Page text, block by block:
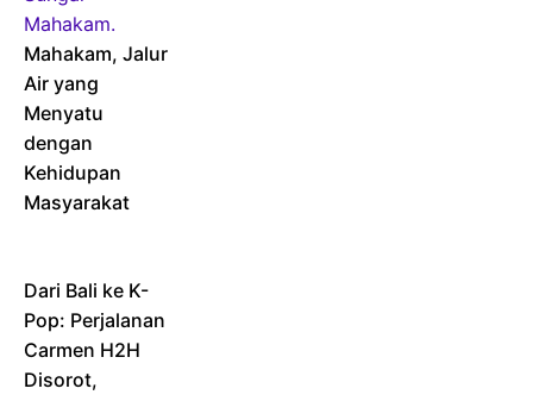
Mahakam, Jalur
Air yang
Menyatu
dengan
Kehidupan
Masyarakat
Dari Bali ke K-
Pop: Perjalanan
Carmen H2H
Disorot,